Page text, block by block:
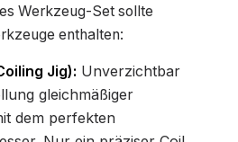
Werkzeug-Set sollte
enthalten:
Jig): Unverzichtbar
gleichmäßiger
dem perfekten